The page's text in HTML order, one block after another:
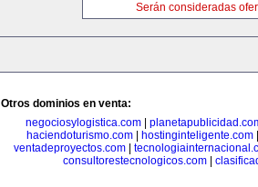
Serán consideradas
Otros dominios en venta:
negociosylogistica.com|
haciendoturismo.com
hostinginteligente.com
ventadeproyectos.com|
consultorestecnologicos.com